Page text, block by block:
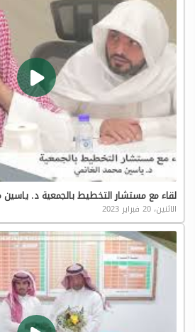
لقاء مع مستشار التخطيط بالجمعية د. ياسين
الاثنين، 20 فبراير 2023